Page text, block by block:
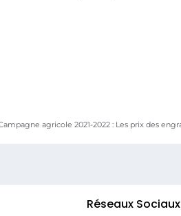
Réseaux Sociaux